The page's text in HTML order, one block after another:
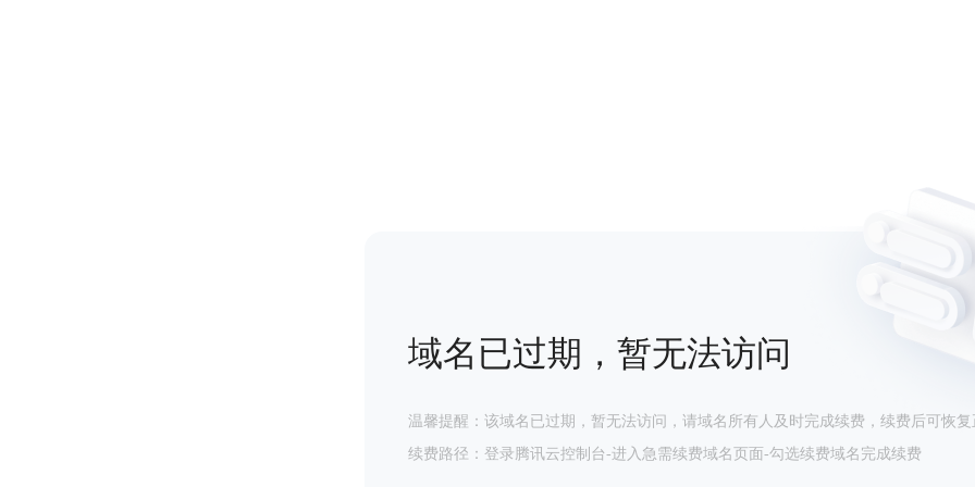
域名已过期，暂无法访问
温馨提醒：该域名已过期，暂无法访问，请域名所有人及时完成续费，续费后可恢复
续费路径：登录腾讯云控制台-进入急需续费域名页面-勾选续费域名完成续费